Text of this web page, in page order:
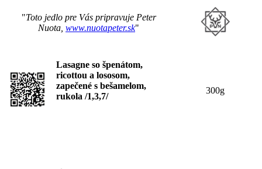
Toto jedlo pre Vás pripravuje Peter
Nuota, www.nuotapeter.sk
Lasagne so špenátom,
ricottou a lososom,
zapečené s bešamelom,
rukola /1,3,7/
300g